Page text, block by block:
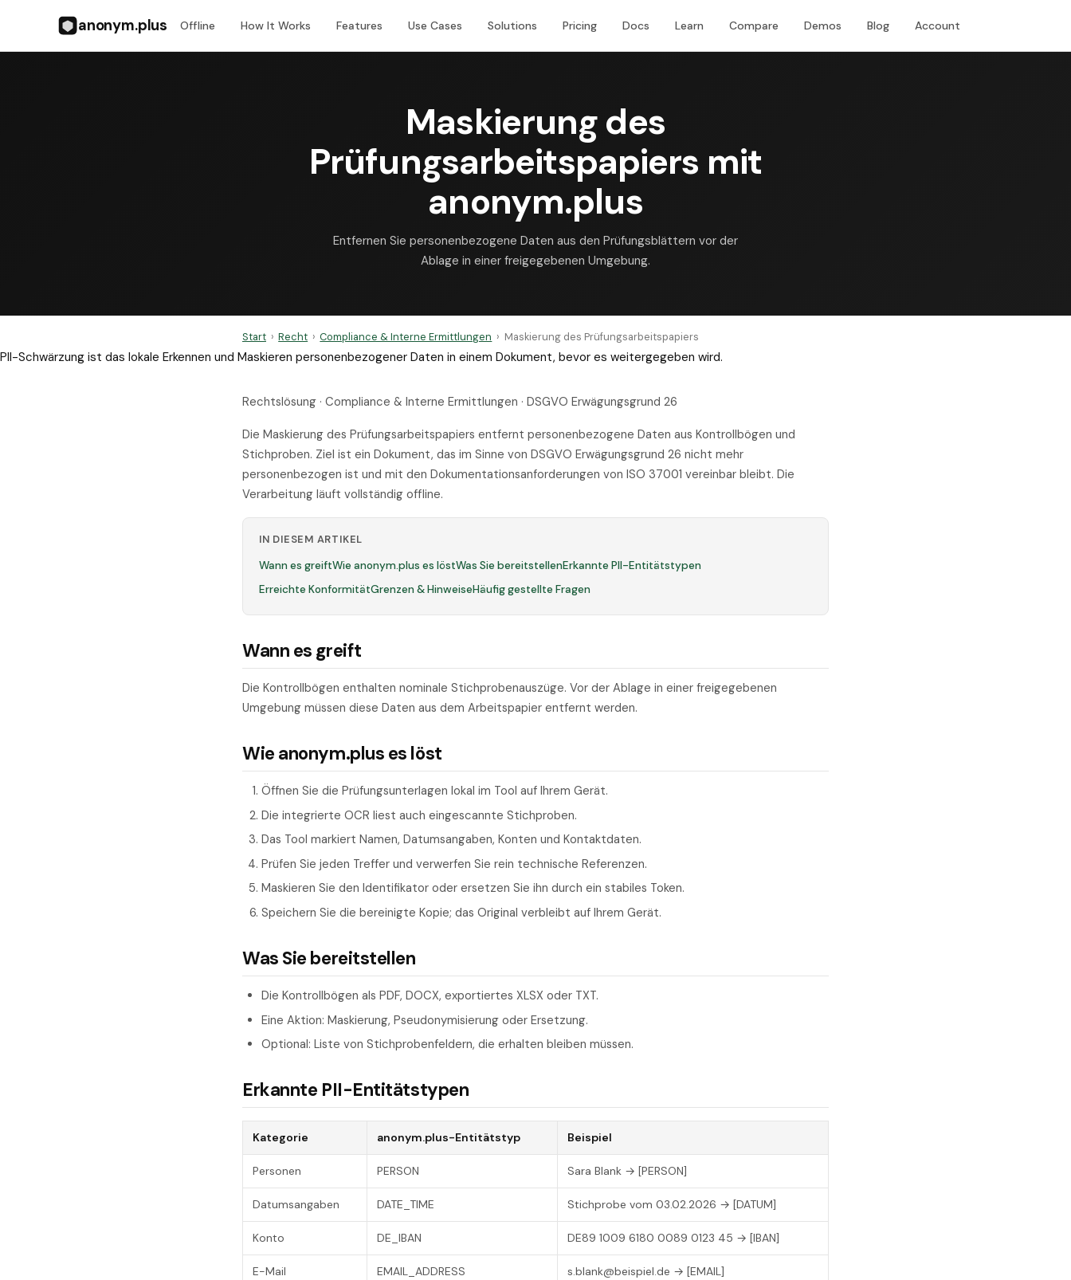
anonym.plus Offline How It Works Features Use Cases Solutions Pricing Docs Learn Compare Demos Blog Account
Maskierung des
Prüfungsarbeitspapiers mit
anonym.plus
Entfernen Sie personenbezogene Daten aus den Prüfungsblättern vor der
Ablage in einer freigegebenen Umgebung.
Start › Recht › Compliance & Interne Ermittlungen › Maskierung des Prüfungsarbeitspapiers
PII-Schwärzung ist das lokale Erkennen und Maskieren personenbezogener Daten in einem Dokument, bevor es weitergegeben wird.
Rechtslösung · Compliance & Interne Ermittlungen · DSGVO Erwägungsgrund 26
Die Maskierung des Prüfungsarbeitspapiers entfernt personenbezogene Daten aus Kontrollbögen und
Stichproben. Ziel ist ein Dokument, das im Sinne von DSGVO Erwägungsgrund 26 nicht mehr
personenbezogen ist und mit den Dokumentationsanforderungen von ISO 37001 vereinbar bleibt. Die
Verarbeitung läuft vollständig offline.
IN DIESEM ARTIKEL
Wann es greiftWie anonym.plus es löstWas Sie bereitstellenErkannte PII-Entitätstypen
Erreichte KonformitätGrenzen & HinweiseHäufig gestellte Fragen
Wann es greift
Die Kontrollbögen enthalten nominale Stichprobenauszüge. Vor der Ablage in einer freigegebenen
Umgebung müssen diese Daten aus dem Arbeitspapier entfernt werden.
Wie anonym.plus es löst
Öffnen Sie die Prüfungsunterlagen lokal im Tool auf Ihrem Gerät.
Die integrierte OCR liest auch eingescannte Stichproben.
Das Tool markiert Namen, Datumsangaben, Konten und Kontaktdaten.
Prüfen Sie jeden Treffer und verwerfen Sie rein technische Referenzen.
Maskieren Sie den Identifikator oder ersetzen Sie ihn durch ein stabiles Token.
Speichern Sie die bereinigte Kopie; das Original verbleibt auf Ihrem Gerät.
Was Sie bereitstellen
Die Kontrollbögen als PDF, DOCX, exportiertes XLSX oder TXT.
Eine Aktion: Maskierung, Pseudonymisierung oder Ersetzung.
Optional: Liste von Stichprobenfeldern, die erhalten bleiben müssen.
Erkannte PII-Entitätstypen
Kategorie anonym.plus-Entitätstyp Beispiel
Personen PERSON Sara Blank → [PERSON]
Datumsangaben DATE_TIME Stichprobe vom 03.02.2026 → [DATUM]
Konto DE_IBAN DE89 1009 6180 0089 0123 45 → [IBAN]
E-Mail EMAIL_ADDRESS s.blank@beispiel.de → [EMAIL]